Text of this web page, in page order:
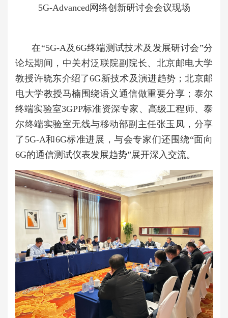
5G-Advanced网络创新研讨会会议现场
在“5G-A及6G终端测试技术及发展研讨会”分
论坛期间，中关村泛联院副院长、北京邮电大学
教授许晓东介绍了6G新技术及演进趋势；北京邮
电大学教授马楠围绕语义通信做重要分享；泰尔
终端实验室3GPP标准资深专家、高级工程师、泰
尔终端实验室无线与移动部副主任张玉凤，分享
了5G-A和6G标准进展，与会专家们还围绕“面向
6G的通信测试仪表发展趋势”展开深入交流。